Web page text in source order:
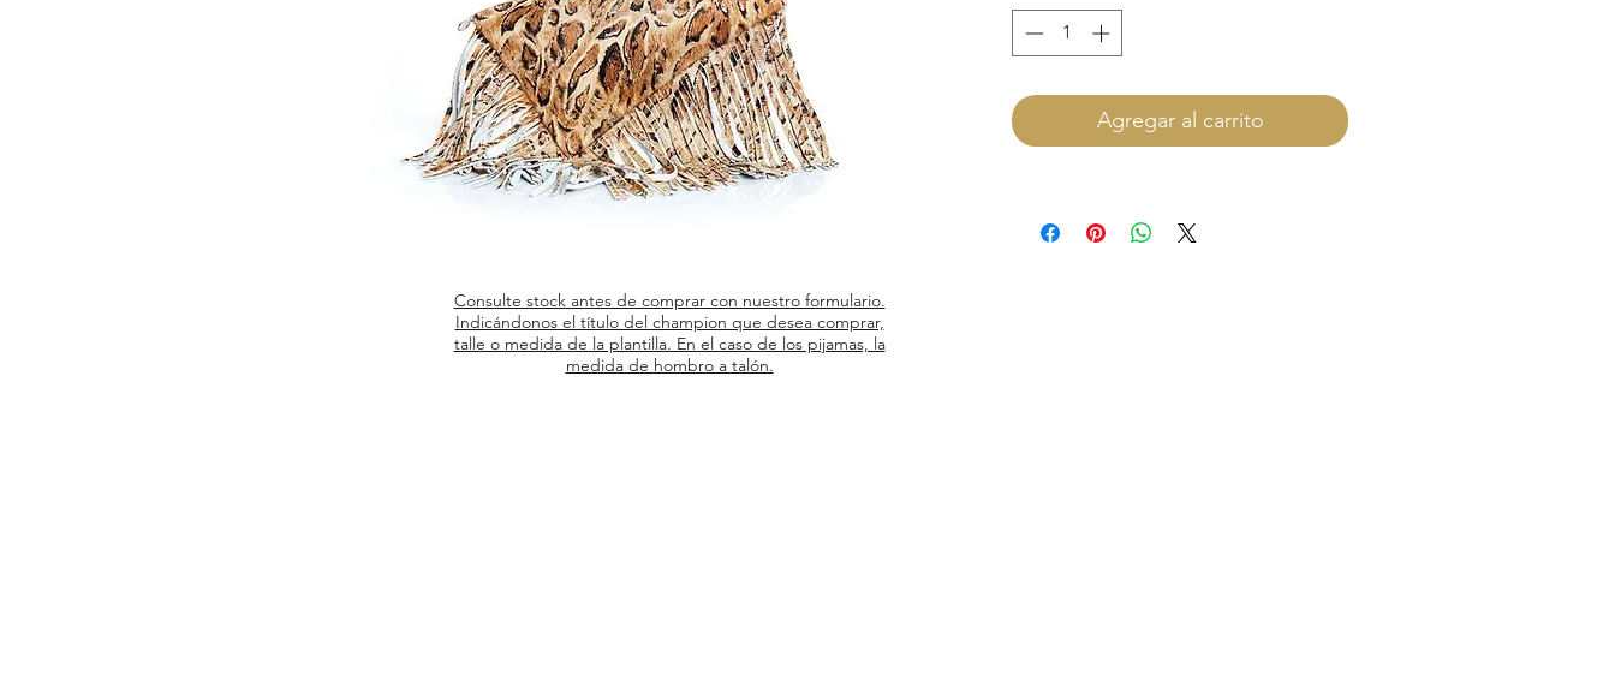
Consulte stock antes de comprar con nuestro formulario.
Indicándonos el título del champion que desea comprar,
talle o medida de la plantilla. En el caso de los pijamas, la
medida de hombro a talón.
Agregar al carrito